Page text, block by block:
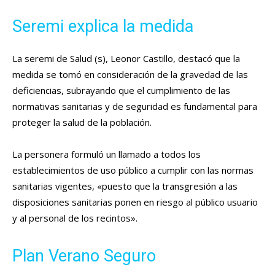
Seremi explica la medida
La seremi de Salud (s), Leonor Castillo, destacó que la
medida se tomó en consideración de la gravedad de las
deficiencias, subrayando que el cumplimiento de las
normativas sanitarias y de seguridad es fundamental para
proteger la salud de la población.
La personera formuló un llamado a todos los
establecimientos de uso público a cumplir con las normas
sanitarias vigentes, «puesto que la transgresión a las
disposiciones sanitarias ponen en riesgo al público usuario
y al personal de los recintos».
Plan Verano Seguro